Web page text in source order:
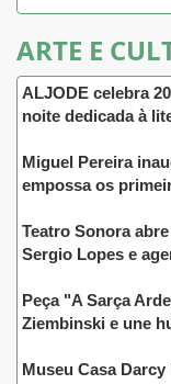
ARTE E
ALJODE celebra
noite dedicada à
Miguel Pereira
empossa os
Teatro Sonora
Sergio Lopes e
Peça "A Sarça
Ziembinski e une
Museu Casa